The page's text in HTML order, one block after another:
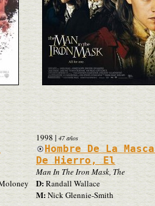
1998 | 47 años
Hombre De La
De Hierro, El
Man In The Iron Mask, The
D: Randall Wallace
M:Nick Glennie-Smith